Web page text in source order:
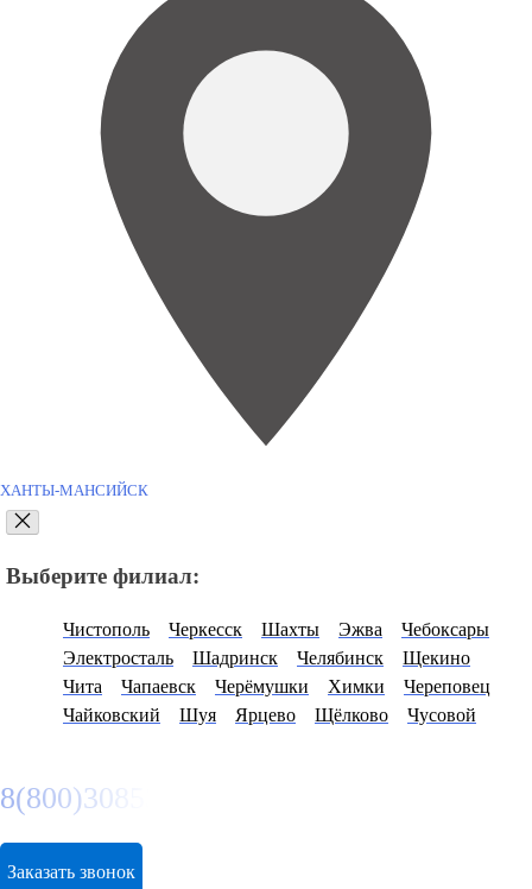
ХАНТЫ-МАНСИЙСК
Выберите филиал:
Чистополь Черкесск Шахты Эжва
Чебоксары
Электросталь
Шадринск Челябинск
Щекино
Чита
Чапаевск Черёмушки Химки
Череповец
Чайковский
Шуя Ярцево Щёлково Чусовой
8(800)3085303
Заказать звонок